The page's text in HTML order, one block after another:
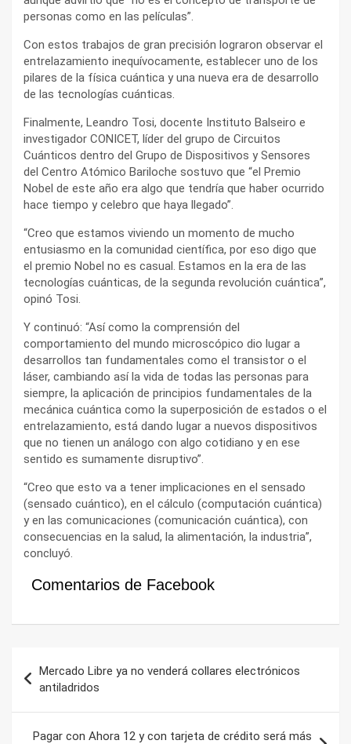
personas como en las películas”.
Con estos trabajos de gran precisión lograron observar el
entrelazamiento inequívocamente, establecer uno de los
pilares de la física cuántica y una nueva era de desarrollo
de las tecnologías cuánticas.
Finalmente, Leandro Tosi, docente Instituto Balseiro e
investigador CONICET, líder del grupo de Circuitos
Cuánticos dentro del Grupo de Dispositivos y Sensores
del Centro Atómico Bariloche sostuvo que “el Premio
Nobel de este año era algo que tendría que haber ocurrido
hace tiempo y celebro que haya llegado”.
“Creo que estamos viviendo un momento de mucho
entusiasmo en la comunidad científica, por eso digo que
el premio Nobel no es casual. Estamos en la era de las
tecnologías cuánticas, de la segunda revolución cuántica”,
opinó Tosi.
Y continuó: “Así como la comprensión del
comportamiento del mundo microscópico dio lugar a
desarrollos tan fundamentales como el transistor o el
láser, cambiando así la vida de todas las personas para
siempre, la aplicación de principios fundamentales de la
mecánica cuántica como la superposición de estados o el
entrelazamiento, está dando lugar a nuevos dispositivos
que no tienen un análogo con algo cotidiano y en ese
sentido es sumamente disruptivo”.
“Creo que esto va a tener implicaciones en el sensado
(sensado cuántico), en el cálculo (computación cuántica)
y en las comunicaciones (comunicación cuántica), con
consecuencias en la salud, la alimentación, la industria”,
concluyó.
Comentarios de Facebook
de
entradas
Mercado Libre ya no venderá collares electrónicos
antiladridos
Pagar con Ahora 12 y con tarjeta de crédito será más